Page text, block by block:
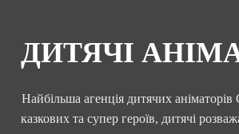
ДИТЯЧІ
Найбільша агенція дитячих
казкових та супер героїв, дитячі